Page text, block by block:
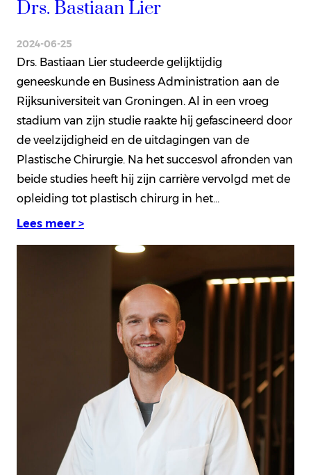
Drs. Bastiaan Lier
2024-06-25
Drs. Bastiaan Lier studeerde gelijktijdig
geneeskunde en Business Administration aan de
Rijksuniversiteit van Groningen. Al in een vroeg
stadium van zijn studie raakte hij gefascineerd door
de veelzijdigheid en de uitdagingen van de
Plastische Chirurgie. Na het succesvol afronden van
beide studies heeft hij zijn carrière vervolgd met de
opleiding tot plastisch chirurg in het…
Lees meer >